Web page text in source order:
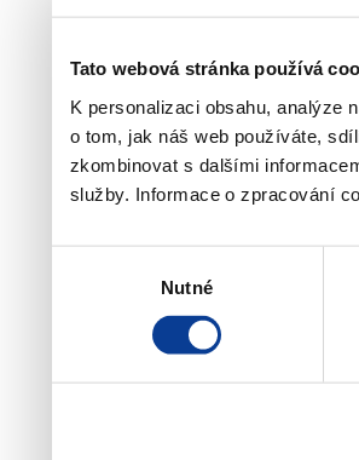
Tato webová stránka používá
K personalizaci obsahu, analýze
o tom, jak náš web používáte,
zkombinovat s dalšími
služby. Informace o zpracování
Nutné